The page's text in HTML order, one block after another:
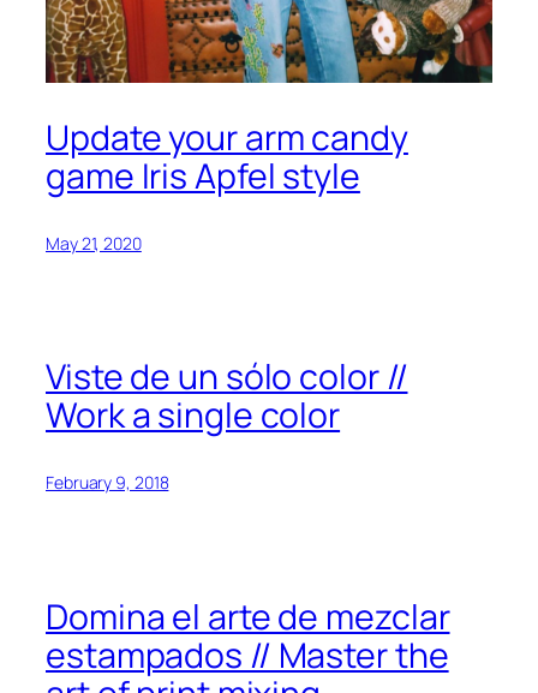
Update your arm candy
game Iris Apfel style
May 21, 2020
Viste de un sólo color //
Work a single color
February 9, 2018
Domina el arte de mezclar
estampados // Master the